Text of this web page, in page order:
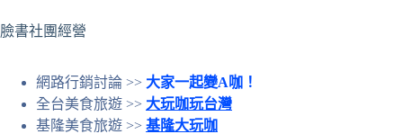
果
臉書社團經營
網路行銷討論 >> 大家一起變A咖！
全台美食旅遊 >> 大玩咖玩台灣
基隆美食旅遊 >> 基隆大玩咖